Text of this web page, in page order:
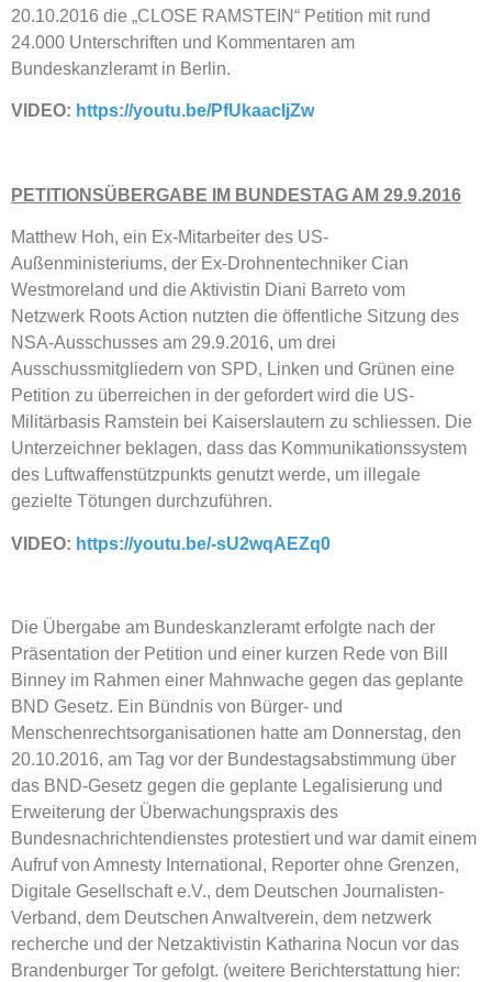
20.10.2016 die „CLOSE RAMSTEIN“ Petition mit rund
24.000 Unterschriften und Kommentaren am
Bundeskanzleramt in Berlin.
VIDEO: https://youtu.be/PfUkaacljZw
PETITIONSÜBERGABE IM BUNDESTAG AM 29.9.2016
Matthew Hoh, ein Ex-Mitarbeiter des US-
Außenministeriums, der Ex-Drohnentechniker Cian
Westmoreland und die Aktivistin Diani Barreto vom
Netzwerk Roots Action nutzten die öffentliche Sitzung des
NSA-Ausschusses am 29.9.2016, um drei
Ausschussmitgliedern von SPD, Linken und Grünen eine
Petition zu überreichen in der gefordert wird die US-
Militärbasis Ramstein bei Kaiserslautern zu schliessen. Die
Unterzeichner beklagen, dass das Kommunikationssystem
des Luftwaffenstützpunkts genutzt werde, um illegale
gezielte Tötungen durchzuführen.
VIDEO: https://youtu.be/-sU2wqAEZq0
Die Übergabe am Bundeskanzleramt erfolgte nach der
Präsentation der Petition und einer kurzen Rede von Bill
Binney im Rahmen einer Mahnwache gegen das geplante
BND Gesetz. Ein Bündnis von Bürger- und
Menschenrechtsorganisationen hatte am Donnerstag, den
20.10.2016, am Tag vor der Bundestagsabstimmung über
das BND-Gesetz gegen die geplante Legalisierung und
Erweiterung der Überwachungspraxis des
Bundesnachrichtendienstes protestiert und war damit einem
Aufruf von Amnesty International, Reporter ohne Grenzen,
Digitale Gesellschaft e.V., dem Deutschen Journalisten-
Verband, dem Deutschen Anwaltverein, dem netzwerk
recherche und der Netzaktivistin Katharina Nocun vor das
Brandenburger Tor gefolgt. (weitere Berichterstattung hier: